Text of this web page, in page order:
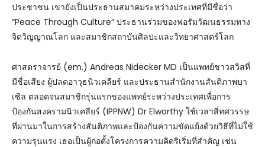
ประชาชน เขายังเป็นประธานสมาคมระหว่างประเทศที่มีชื่อว่า
“Peace Through Culture” ประธานร่วมของฟอรัมวัฒนธรรมทาง
จิตวิญญาณโลก และสมาชิกสถาบันศิลปะและวิทยาศาสตร์โลก
ศาสตราจารย์ (em.) Andreas Nidecker MD เป็นแพทย์ชาวสวิสที่
มีชื่อเสียง ผู้ปลดอาวุธนิวเคลียร์ และประธานสำนักงานสันติภาพบา
เซิล ตลอดจนสมาชิกรุ่นแรกของแพทย์ระหว่างประเทศเพื่อการ
ป้องกันสงครามนิวเคลียร์ (IPPNW) Dr Elworthy ใช้เวลาสี่ทศวรรษ
ที่ผ่านมาในการสร้างสันติภาพและป้องกันความขัดแย้งด้วยวิธีที่ไม่ใช้
ความรุนแรง เธอเป็นผู้ก่อตั้งโครงการความคิดริเริ่มที่สำคัญ เช่น